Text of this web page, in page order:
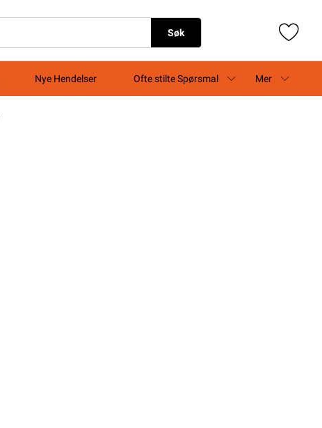
Søk
Nye Hendelser Ofte stilte Spørsmal Mer